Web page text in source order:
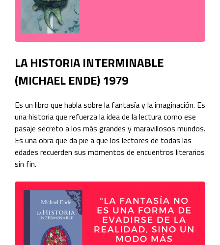
LA HISTORIA INTERMINABLE
(MICHAEL ENDE) 1979
Es un libro que habla sobre la fantasía y la imaginación. Es
una historia que refuerza la idea de la lectura como ese
pasaje secreto a los más grandes y maravillosos mundos.
Es una obra que da pie a que los lectores de todas las
edades recuerden sus momentos de encuentros literarios
sin fin.